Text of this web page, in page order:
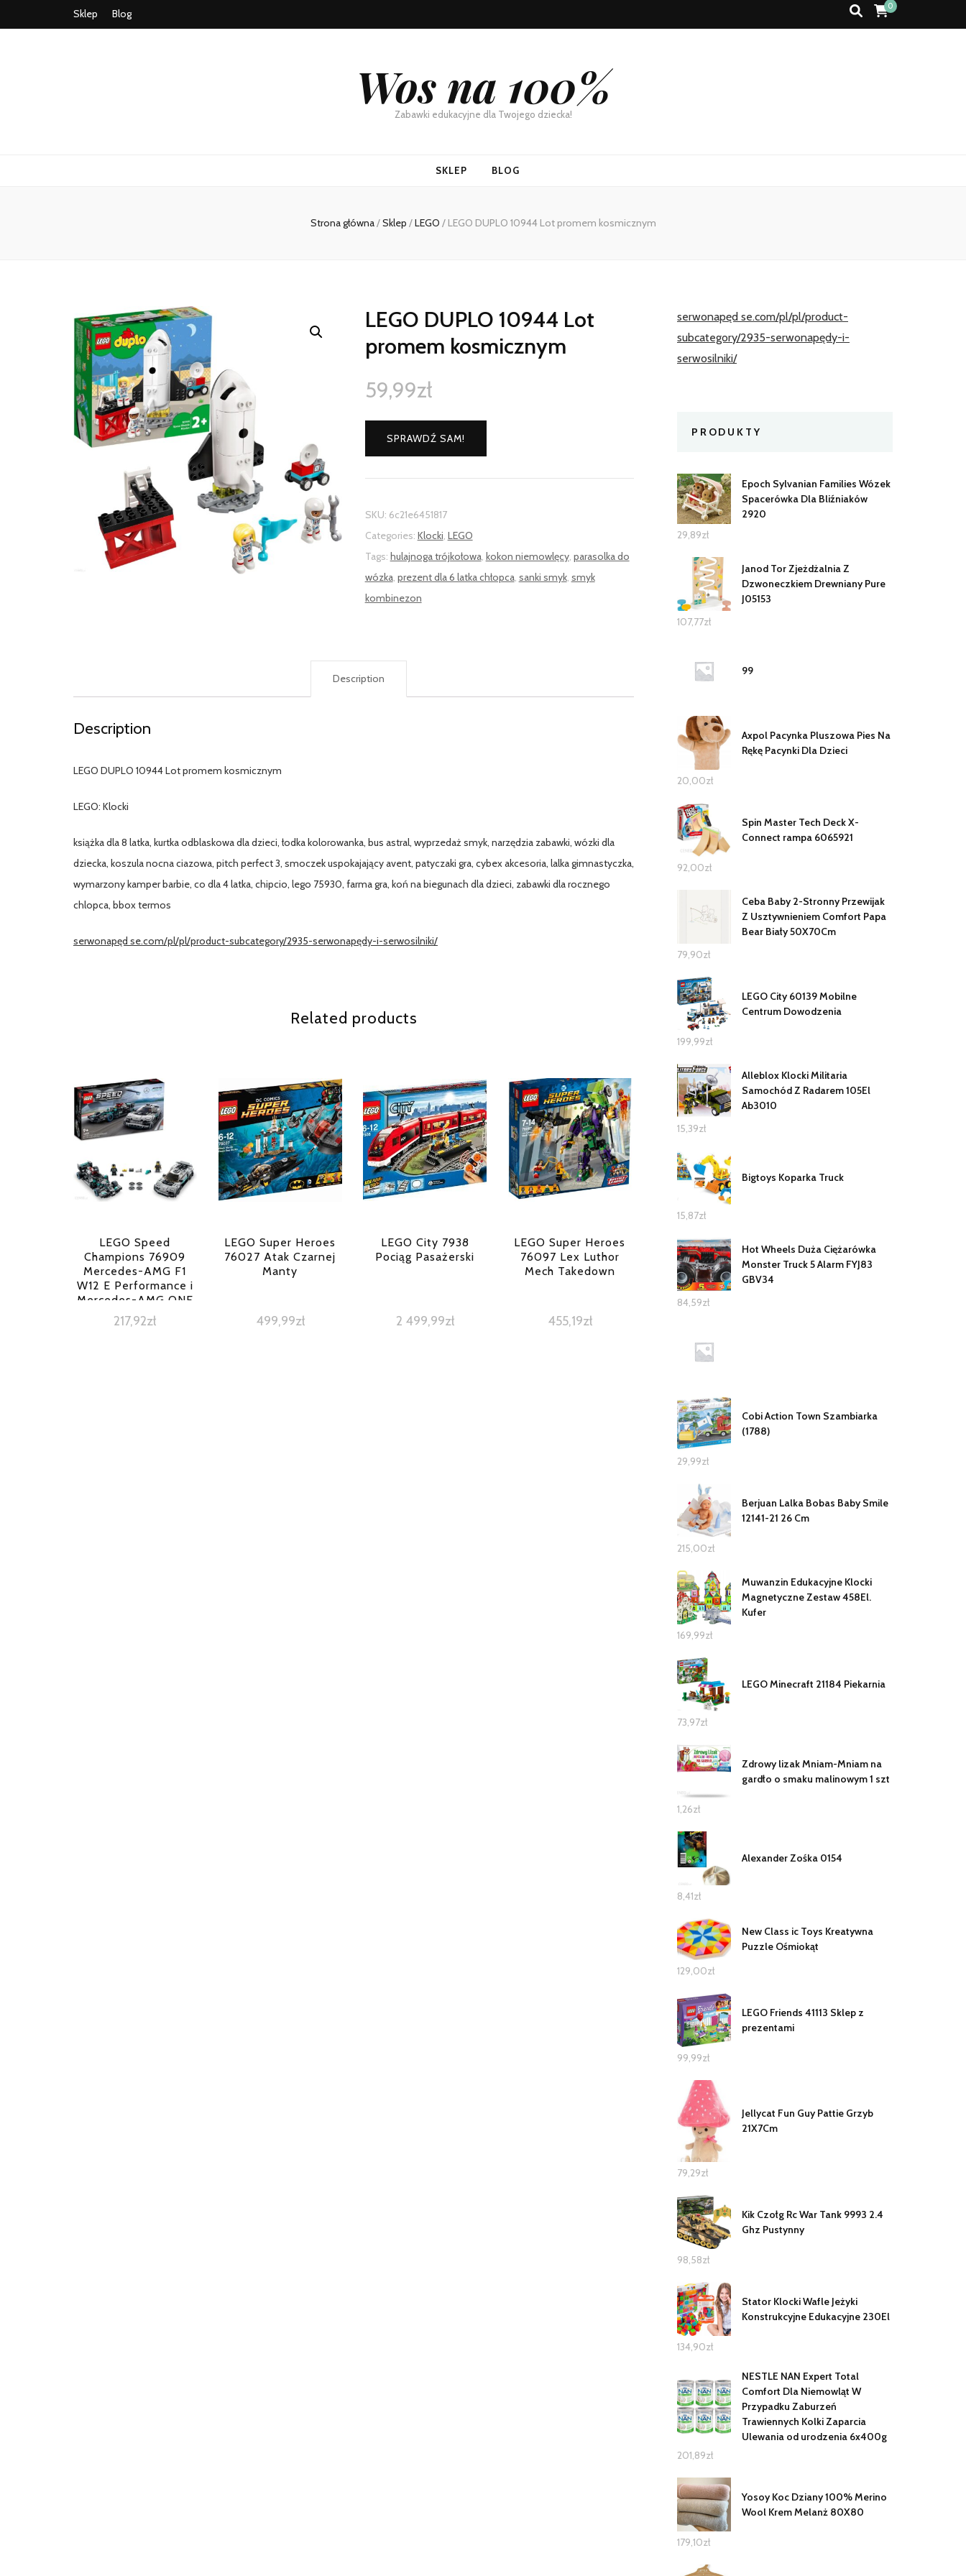
Sklep Blog
0
Wos na 100%
Zabawki edukacyjne dla Twojego dziecka!
SKLEP BLOG
Strona główna/Sklep /LEGO / LEGO DUPLO 10944 Lot promem kosmicznym
LEGO DUPLO 10944 Lot
promem kosmicznym
59,99zł
SPRAWDŹ SAM!
SKU: 6c21e6451817
Categories: Klocki, LEGO
Tags: hulajnoga trójkołowa, kokon niemowlęcy, parasolka do
wózka, prezent dla 6 latka chłopca, sanki smyk, smyk
kombinezon
Description
Description
LEGO DUPLO 10944 Lot promem kosmicznym
LEGO: Klocki
książka dla 8 latka, kurtka odblaskowa dla dzieci, łodka kolorowanka, bus astral, wyprzedaż smyk, narzędzia zabawki, wózki dla
dziecka, koszula nocna ciazowa, pitch perfect 3, smoczek uspokajający avent, patyczaki gra, cybex akcesoria, lalka gimnastyczka,
wymarzony kamper barbie, co dla 4 latka, chipcio, lego 75930, farma gra, koń na biegunach dla dzieci, zabawki dla rocznego
chlopca, bbox termos
serwonapęd se.com/pl/pl/product-subcategory/2935-serwonapędy-i-serwosilniki/
Related products
LEGO Speed
Champions 76909
Mercedes-AMG F1
W12 E Performance i
Mercedes-AMG ONE
217,92zł
LEGO Super Heroes
76027 Atak Czarnej
Manty
499,99zł
LEGO City 7938
Pociąg Pasażerski
2 499,99zł
LEGO Super Heroes
76097 Lex Luthor
Mech Takedown
455,19zł
serwonapęd se.com/pl/pl/product-
subcategory/2935-serwonapędy-i-
serwosilniki/
PRODUKTY
Epoch Sylvanian Families Wózek
Spacerówka Dla Bliźniaków
2920
29,89zł
Janod Tor Zjeżdżalnia Z
Dzwoneczkiem Drewniany Pure
J05153
107,77zł
99
Axpol Pacynka Pluszowa Pies Na
Rękę Pacynki Dla Dzieci
20,00zł
Spin Master Tech Deck X-
Connect rampa 6065921
92,00zł
Ceba Baby 2-Stronny Przewijak
Z Usztywnieniem Comfort Papa
Bear Biały 50X70Cm
79,90zł
LEGO City 60139 Mobilne
Centrum Dowodzenia
199,99zł
Alleblox Klocki Militaria
Samochód Z Radarem 105El
Ab3010
15,39zł
Bigtoys Koparka Truck
15,87zł
Hot Wheels Duża Ciężarówka
Monster Truck 5 Alarm FYJ83
GBV34
84,59zł
Cobi Action Town Szambiarka
(1788)
29,99zł
Berjuan Lalka Bobas Baby Smile
12141-21 26 Cm
215,00zł
Muwanzin Edukacyjne Klocki
Magnetyczne Zestaw 458El.
Kufer
169,99zł
LEGO Minecraft 21184 Piekarnia
73,97zł
Zdrowy lizak Mniam-Mniam na
gardło o smaku malinowym 1 szt
1,26zł
Alexander Zośka 0154
8,41zł
New Class ic Toys Kreatywna
Puzzle Ośmiokąt
129,00zł
LEGO Friends 41113 Sklep z
prezentami
99,99zł
Jellycat Fun Guy Pattie Grzyb
21X7Cm
79,29zł
Kik Czołg Rc War Tank 9993 2.4
Ghz Pustynny
98,58zł
Stator Klocki Wafle Jeżyki
Konstrukcyjne Edukacyjne 230El
134,90zł
NESTLE NAN Expert Total
Comfort Dla Niemowląt W
Przypadku Zaburzeń
Trawiennych Kolki Zaparcia
Ulewania od urodzenia 6x400g
201,89zł
Yosoy Koc Dziany 100% Merino
Wool Krem Melanż 80X80
179,10zł